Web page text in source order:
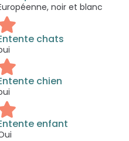
noir et blanc
chats
chien
enfant